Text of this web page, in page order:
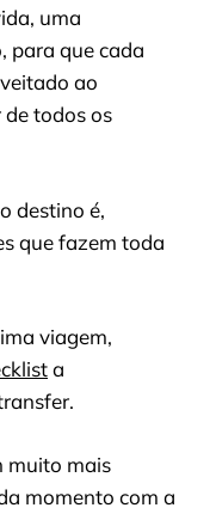
uma
para que cada
ao
todos os
destino é,
que fazem toda
viagem,
a
muito mais
momento com a